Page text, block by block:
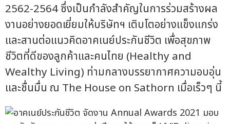
2562-2564 ซึ่งเป็นกำลังสำคัญในการร่วมสร้างผล
งานอย่างยอดเยี่ยมให้บริษัทฯ เติบโตอย่างแข็งแกร่ง
และสานต่อแนวคิดอาคเนย์ประกันชีวิต เพื่อสุขภาพ
ชีวิตที่ดีของลูกค้าและคนไทย (Healthy and
Wealthy Living) ท่ามกลางบรรยากาศความอบอุ่น
และชื่นมื่น ณ The House on Sathorn เมื่อเร็วๆ นี้